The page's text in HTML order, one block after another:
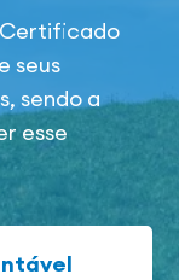
Certificado
seus
sendo a
esse